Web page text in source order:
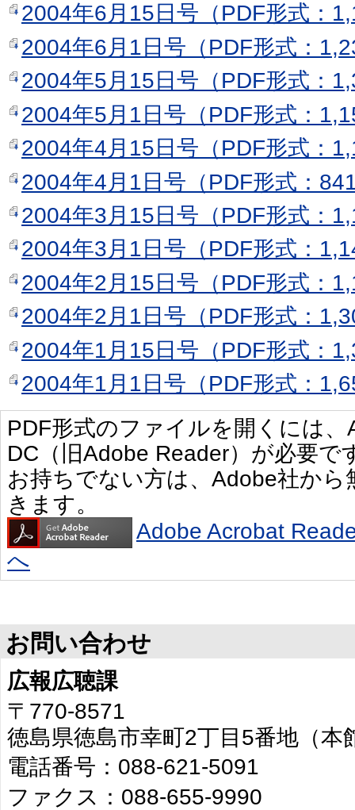
2004年6月15日号（PDF形式：
2004年6月1日号（PDF形式：
2004年5月15日号（PDF形式：
2004年5月1日号（PDF形式：
2004年4月15日号（PDF形式：
2004年4月1日号（PDF形式：
2004年3月15日号（PDF形式：
2004年3月1日号（PDF形式：
2004年2月15日号（PDF形式：
2004年2月1日号（PDF形式：
2004年1月15日号（PDF形式：
2004年1月1日号（PDF形式：
PDF形式のファイルを開くには
DC（旧Adobe Reader）が必要で
お持ちでない方は、Adobe社か
きます。
Adobe Acrobat
へ
お問い合わせ
広報広聴課
〒770-8571
徳島県徳島市幸町2丁目5番地（本
電話番号：088-621-5091
ファクス：088-655-9990